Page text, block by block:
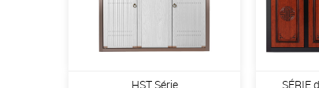
HST Série SÉRIE